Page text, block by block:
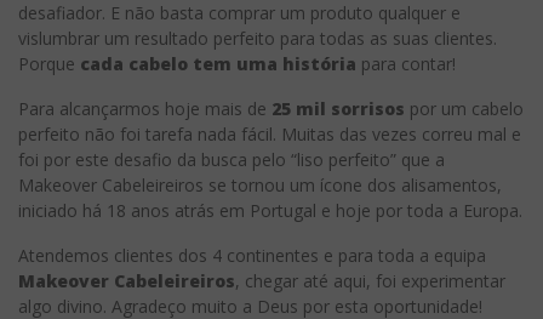
desafiador. E não basta comprar um produto qualquer e
vislumbrar um resultado perfeito para todas as suas clientes.
Porque cada cabelo tem uma história para contar!
Para alcançarmos hoje mais de 25 mil sorrisos por um cabelo
perfeito não foi tarefa nada fácil. Muitas das vezes correu mal e
foi por este desafio da busca pelo “liso perfeito” que a
Makeover Cabeleireiros se tornou um ícone dos alisamentos,
iniciado há 18 anos atrás em Portugal e hoje por toda a Europa.
Atendemos clientes dos 4 continentes e para toda a equipa
Makeover Cabeleireiros, chegar até aqui, foi experimentar
algo divino. Agradeço muito a Deus por esta oportunidade!